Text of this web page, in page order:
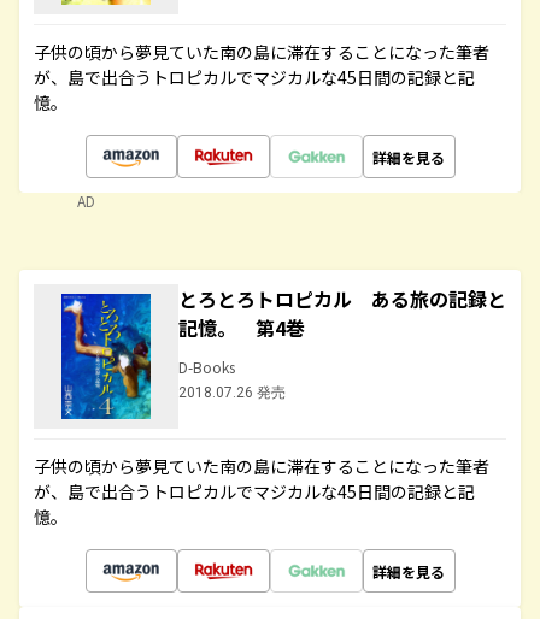
子供の頃から夢見ていた南の島に滞在することになった筆者
が、島で出合うトロピカルでマジカルな45日間の記録と記
憶。
詳細を見る
AD
とろとろトロピカル ある旅の記録と
記憶。 第4巻
D-Books
2018.07.26 発売
子供の頃から夢見ていた南の島に滞在することになった筆者
が、島で出合うトロピカルでマジカルな45日間の記録と記
憶。
詳細を見る